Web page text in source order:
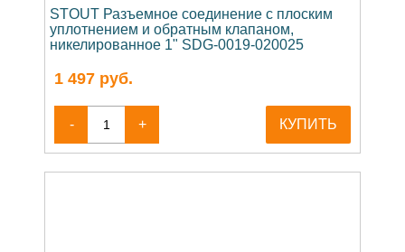
STOUT Разъемное соединение с плоским
уплотнением и обратным клапаном,
никелированное 1" SDG-0019-020025
1 497 руб.
- + КУПИТЬ